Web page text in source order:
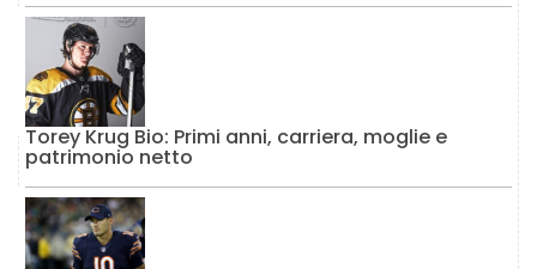
Torey Krug Bio: Primi anni, carriera, moglie e
patrimonio netto